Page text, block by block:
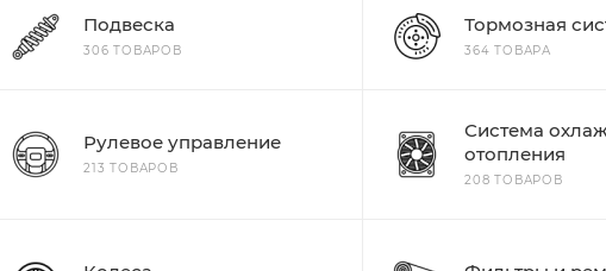
Подвеска
306 ТОВАРОВ
Тормозная
364 ТОВАРА
Рулевое управление
213 ТОВАРОВ
Система
отопления
208 ТОВАРОВ